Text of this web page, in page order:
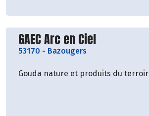
Découvrir le producteur
GAEC Arc en Ciel
53170 - Bazougers
Gouda nature et produits du terroir